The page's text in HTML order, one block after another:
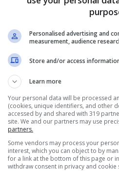
al termine del
molto arrabbiato per
compagni. Questo il
felice per come
dimostrato
qualcosa in più in
una squadra molto
gente”
Personalised advertising and
measurement, audience
Store and/or access
Learn more
Your personal data will be processed
(cookies, unique identifiers, and other
accessed by and shared with 319
site. We and our partners may use
partners.
Some vendors may process your
interest, which you can object to by
for a link at the bottom of this page or
withdraw consent in privacy and cookie